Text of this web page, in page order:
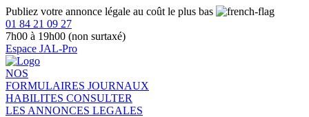
Publiez votre annonce légale au coût le plus bas
01 84 21 09 27
7h00 à 19h00 (non surtaxé)
Espace JAL-Pro
NOS
FORMULAIRES JOURNAUX
HABILITES CONSULTER
LES ANNONCES LEGALES